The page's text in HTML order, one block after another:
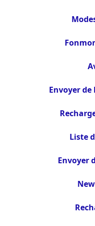
Envoyer
Liste
Envoyer